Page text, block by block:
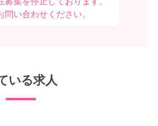
い合わせください。
いる求人